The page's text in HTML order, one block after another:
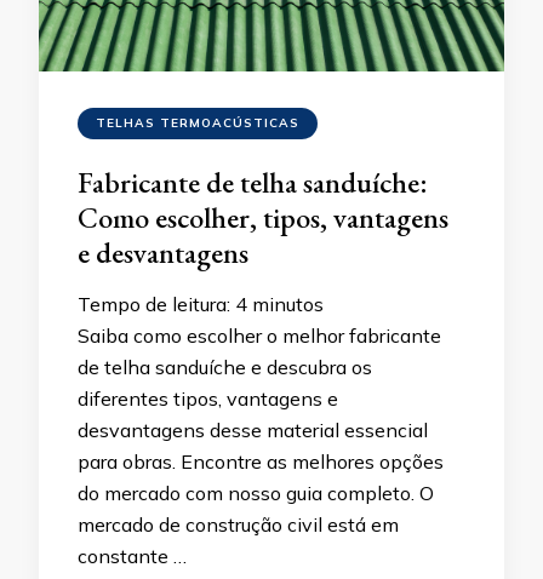
TELHAS TERMOACÚSTICAS
Fabricante de telha sanduíche:
Como escolher, tipos, vantagens
e desvantagens
Tempo de leitura: 4 minutos
Saiba como escolher o melhor fabricante
de telha sanduíche e descubra os
diferentes tipos, vantagens e
desvantagens desse material essencial
para obras. Encontre as melhores opções
do mercado com nosso guia completo. O
mercado de construção civil está em
constante …